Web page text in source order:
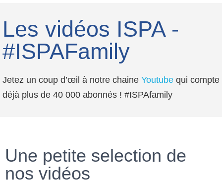
Les vidéos ISPA -
#ISPAFamily
Jetez un coup d’œil à notre chaine Youtube qui compte
déjà plus de 40 000 abonnés ! #ISPAfamily
Une petite selection de
nos vidéos